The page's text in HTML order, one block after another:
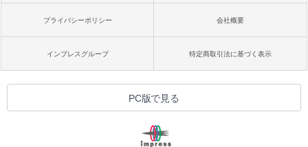
プライバシーポリシー 会社概要
インプレスグループ 特定商取引法に基づく表示
PC版で見る